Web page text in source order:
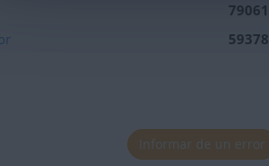
79061
59378
Informar de un error